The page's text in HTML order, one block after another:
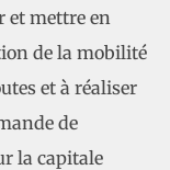
et mettre en
de la mobilité
et à réaliser
de
la capitale